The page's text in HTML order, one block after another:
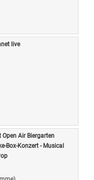
live
Air Biergarten
Box-Konzert - Musical